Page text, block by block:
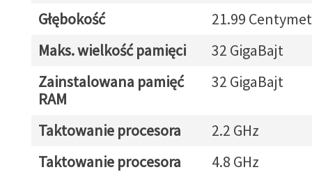
Głębokość
21.99
Maks. wielkość pamięci
32 GigaBajt
Zainstalowana pamięć
RAM
32 GigaBajt
Taktowanie procesora
2.2 GHz
Taktowanie procesora
4.8 GHz